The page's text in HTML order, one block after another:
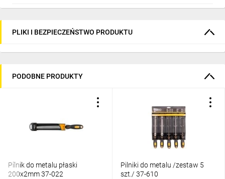
PLIKI I BEZPIECZEŃSTWO PRODUKTU
PODOBNE PRODUKTY
Pilnik do metalu płaski
200x2mm 37-022
Pilniki do metalu /zestaw 5
szt./ 37-610